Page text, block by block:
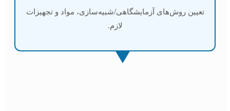
تعیین روش‌های آزمایشگاهی/شبیه‌سازی، مواد و تجهیزات
لازم.